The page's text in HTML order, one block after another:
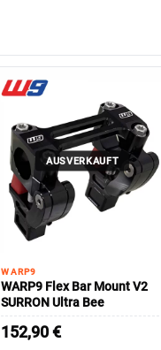
AUSVERKAUFT
WARP9
WARP9 Flex Bar Mount V2
SURRON Ultra Bee
152,90€